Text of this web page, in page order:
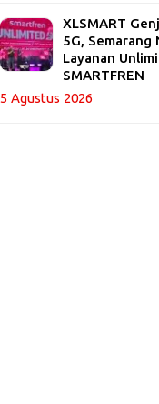
XLSMART
5G, Semarang
Layanan
SMARTFREN
5 Agustus 2026